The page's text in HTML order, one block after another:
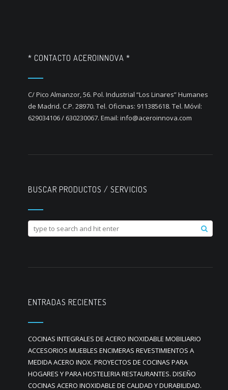
* CONTACTO ACEROINNOVA *
C/ Pico Almanzor, 56. Pol. Industrial “Los Linares” Humanes
de Madrid. C.P. 28970. Tel. Oficinas: 911385618. Tel. Móvil:
629034106 / 630230067. Email: info@aceroinnova.com
BUSCAR PRODUCTOS / SERVICIOS
ENTRADAS RECIENTES
COCINAS INTEGRALES DE ACERO INOXIDABLE MOBILIARIO
ACCESORIOS MUEBLES ENCIMERAS REVESTIMIENTOS A
MEDIDA ACERO INOX. PROYECTOS DE COCINAS PARA
HOGARES Y PARA HOSTELERIA RESTAURANTES. DISEÑO
COCINAS ACERO INOXIDABLE DE CALIDAD Y DURABILIDAD.